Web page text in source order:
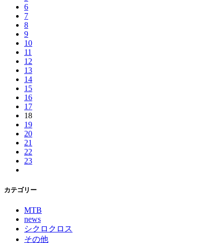
6
7
8
9
10
11
12
13
14
15
16
17
18
19
20
21
22
23
カテゴリー
MTB
news
シクロクロス
その他